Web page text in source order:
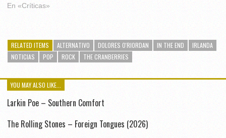
En «Críticas»
RELATED ITEMS ALTERNATIVO DOLORES O'RIORDAN IN THE END
IRLANDA
NOTICIAS
POP ROCK THE CRANBERRIES
YOU MAY ALSO LIKE...
Larkin Poe – Southern Comfort
The Rolling Stones – Foreign Tongues (2026)